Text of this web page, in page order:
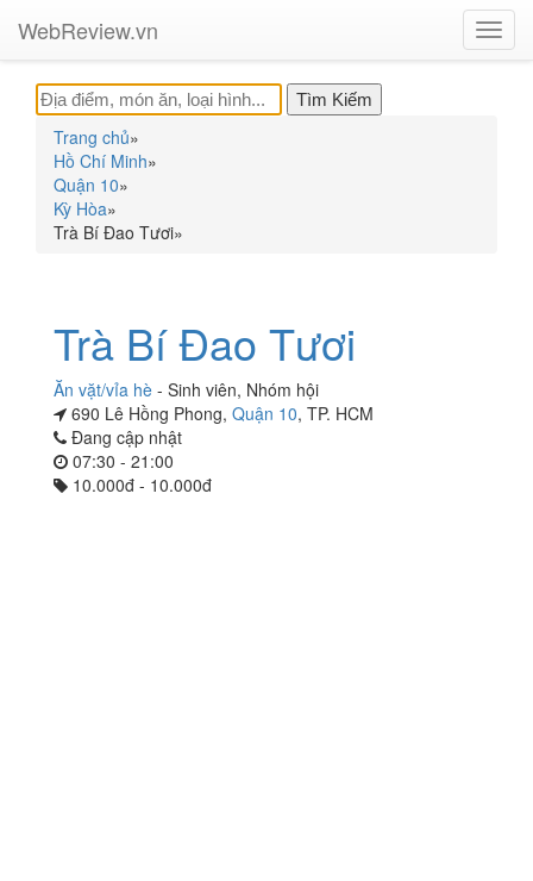
WebReview.vn
Trang chủ»
Hồ Chí Minh»
Quận 10»
Kỳ Hòa»
Trà Bí Đao Tươi»
Trà Bí Đao Tươi
Ăn vặt/vỉa hè - Sinh viên, Nhóm hội
690 Lê Hồng Phong, Quận 10, TP. HCM
Đang cập nhật
07:30 - 21:00
10.000đ - 10.000đ